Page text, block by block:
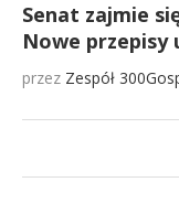
Senat zajmie
Nowe przepisy
przez Zespół